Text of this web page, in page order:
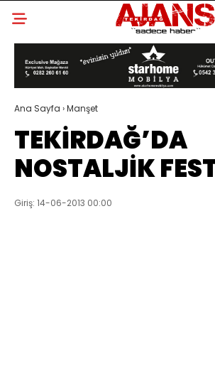
Ana Sayfa ›Manşet
TEKİRDAĞ’DA
NOSTALJİK
Giriş: 14-06-2013 00:00